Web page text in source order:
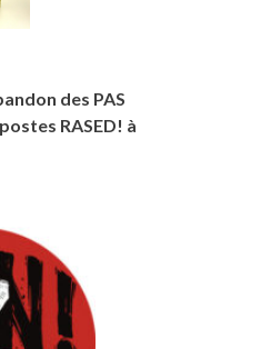
des PAS
RASED! à